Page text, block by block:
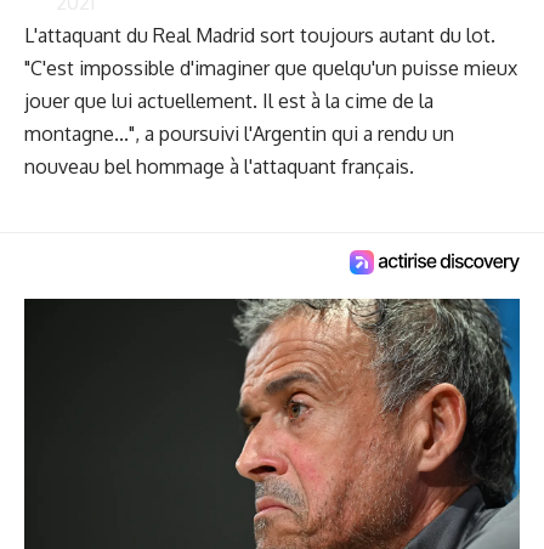
L'attaquant du Real Madrid sort toujours autant du lot.
"C'est impossible d'imaginer que quelqu'un puisse mieux
jouer que lui actuellement. Il est à la cime de la
montagne...", a poursuivi l'Argentin qui a rendu un
nouveau bel hommage à l'attaquant français.